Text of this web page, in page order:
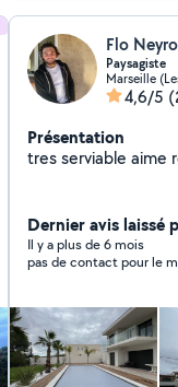
Flo
Paysagiste
Marseille
4,6/5
Présentation
tres serviable aime
Dernier avis laissé
Il y a plus de 6 mois
pas de contact pour le